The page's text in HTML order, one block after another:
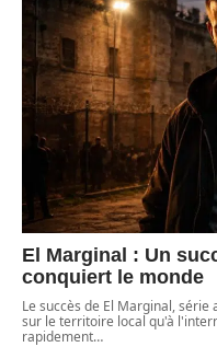
El Marginal : Un
conquiert le monde
Le succès de El Marginal,
sur le territoire local qu'à
rapidement…